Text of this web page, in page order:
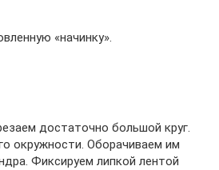
«начинку».
достаточно большой круг.
окружности. Оборачиваем им
Фиксируем липкой лентой